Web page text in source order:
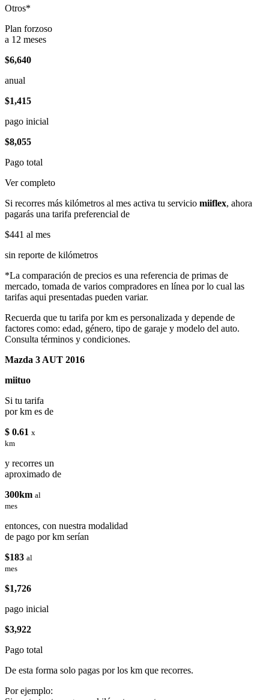
Otros*
Plan forzoso
a 12 meses
$6,640
anual
$1,415
pago inicial
$8,055
Pago total
Ver completo
Si recorres más kilómetros al mes activa tu servicio miiflex, ahora
pagarás una tarifa preferencial de
$441 al mes
sin reporte de kilómetros
*La comparación de precios es una referencia de primas de
mercado, tomada de varios compradores en línea por lo cual las
tarifas aqui presentadas pueden variar.
Recuerda que tu tarifa por km es personalizada y depende de
factores como: edad, género, tipo de garaje y modelo del auto.
Consulta términos y condiciones.
Mazda 3 AUT 2016
miituo
Si tu tarifa
por km es de
$ 0.61 x
km
y recorres un
aproximado de
300km al
mes
entonces, con nuestra modalidad
de pago por km serían
$183 al
mes
$1,726
pago inicial
$3,922
Pago total
De esta forma solo pagas por los km que recorres.
Por ejemplo: